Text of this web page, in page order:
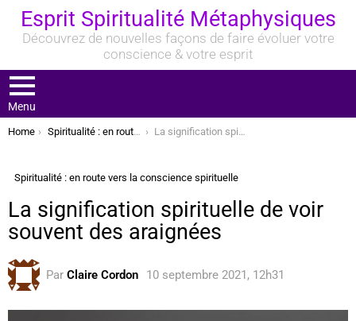
Esprit Spiritualité Métaphysiques
Découvrez de nouvelles façons de faire évoluer votre
conscience & votre esprit
Menu
You are here:
Home Spiritualité : en route vers la conscience spirituelle La signification spirituelle de voir souvent des araignées
Spiritualité : en route vers la conscience spirituelle
La signification spirituelle de voir
souvent des araignées
Par Claire Cordon 10 septembre 2021, 12h31